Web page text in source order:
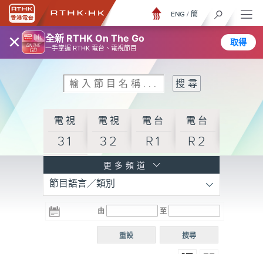
× 全新 RTHK On The Go
一手掌握 RTHK 電台、電視節目
取得
ENG / 簡
電視
31
電視
32
電台
R1
電台
R2
R3
電台 電台
R5
電台
普通
更多頻道
節目語言／類別
由 至
搜尋
重設